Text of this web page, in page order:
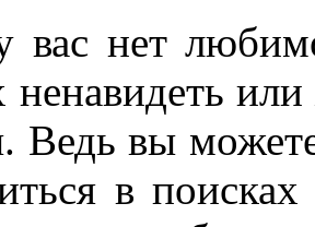
вас нет
ненавидеть
Ведь вы
в